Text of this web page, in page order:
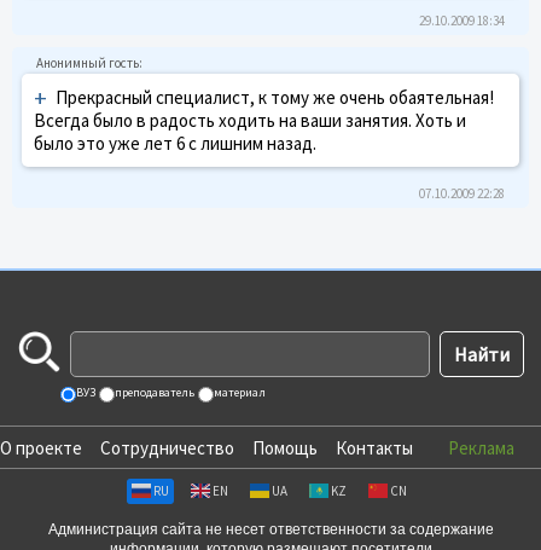
29.10.2009 18:34
+ Прекрасный специалист, к тому же очень обаятельная!
Всегда было в радость ходить на ваши занятия. Хоть и
было это уже лет 6 с лишним назад.
07.10.2009 22:28
ВУЗ преподаватель материал
О проекте Сотрудничество Помощь Контакты Реклама
RU EN UA KZ CN
Администрация сайта не несет ответственности за содержание